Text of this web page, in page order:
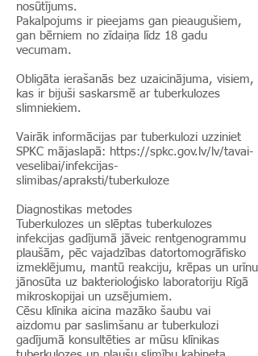
nosūtījums.
Pakalpojums ir pieejams gan pieaugušiem,
gan bērniem no zīdaiņa līdz 18 gadu
vecumam.
Obligāta ierašanās bez uzaicinājuma, visiem,
kas ir bijuši saskarsmē ar tuberkulozes
slimniekiem.
Vairāk informācijas par tuberkulozi uzziniet
SPKC mājaslapā: https://spkc.gov.lv/lv/tavai-
veselibai/infekcijas-
slimibas/apraksti/tuberkuloze
Diagnostikas metodes
Tuberkulozes un slēptas tuberkulozes
infekcijas gadījumā jāveic rentgenogrammu
plaušām, pēc vajadzības datortomogrāfisko
izmeklējumu, mantū reakciju, krēpas un urīnu
jānosūta uz bakterioloģisko laboratoriju Rīgā
mikroskopijai un uzsējumiem.
Cēsu klīnika aicina mazāko šaubu vai
aizdomu par saslimšanu ar tuberkulozi
gadījumā konsultēties ar mūsu klīnikas